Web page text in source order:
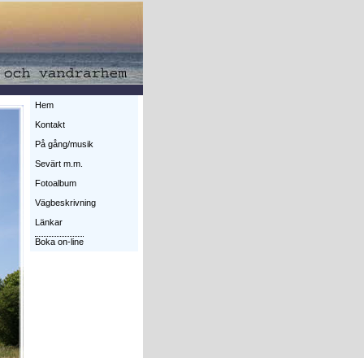
Hem
Kontakt
På gång/musik
Sevärt m.m.
Fotoalbum
Vägbeskrivning
Länkar
Boka on-line